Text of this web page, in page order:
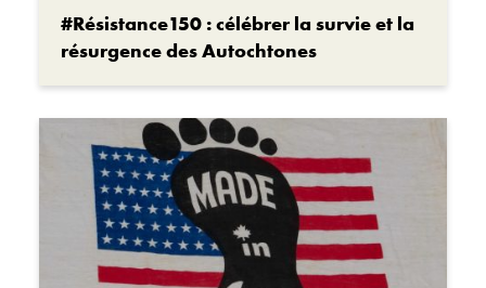
#Résistance150 : célébrer la survie et la
résurgence des Autochtones